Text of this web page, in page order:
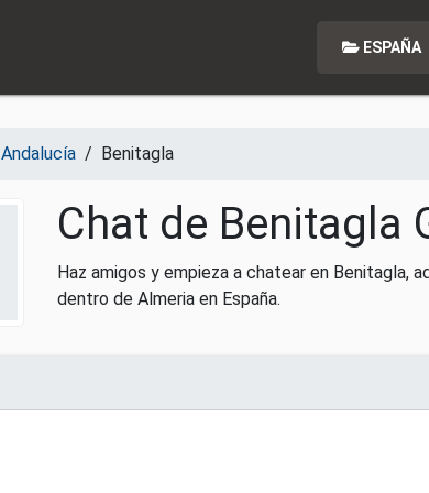
ESPAÑA
Andalucía / Benitagla
Chat de Benitagla
Haz amigos y empieza a chatear en Benitagla,
dentro de Almeria en España.